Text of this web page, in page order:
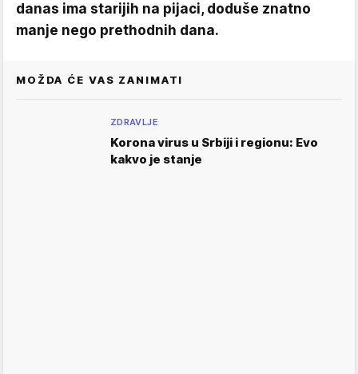
danas ima starijih na pijaci, doduše znatno
manje nego prethodnih dana.
MOŽDA ĆE VAS ZANIMATI
ZDRAVLJE
Korona virus u Srbiji i regionu: Evo
kakvo je stanje